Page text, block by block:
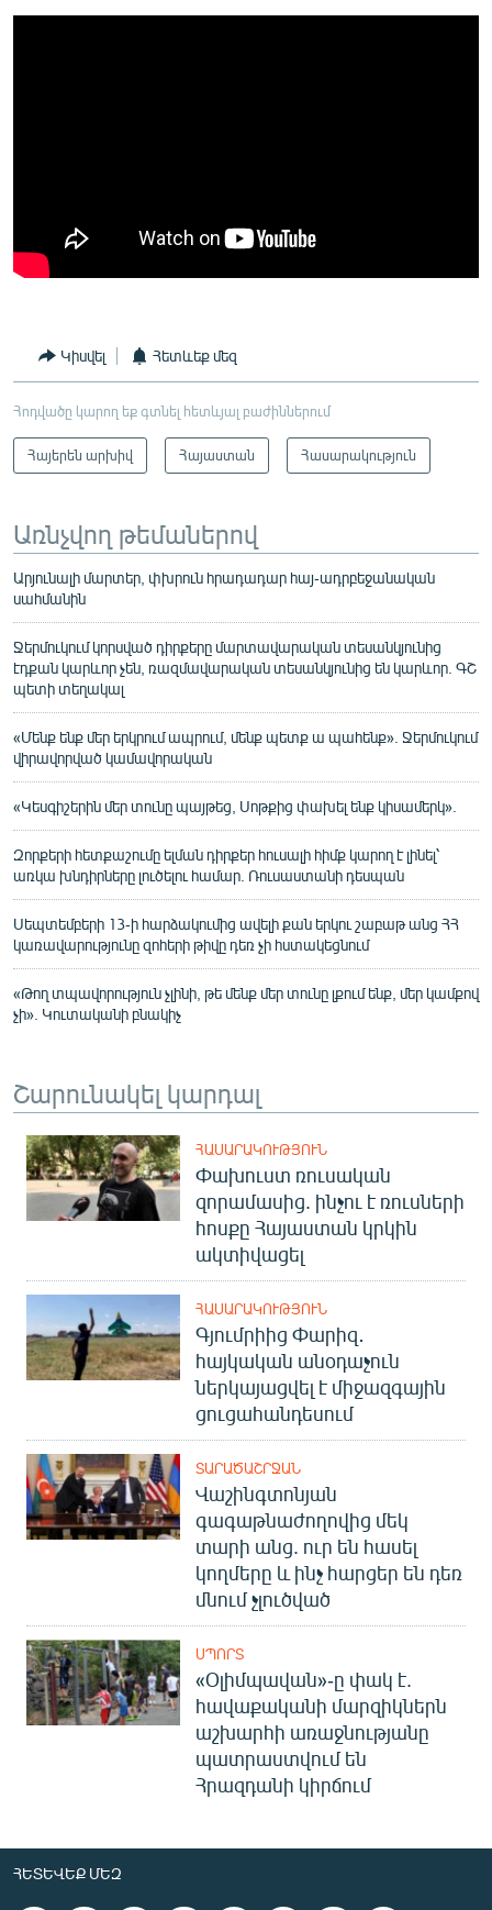
Կիսվել Հետևեք մեզ
Հոդվածը կարող եք գտնել հետևյալ բաժիններում
Հայերեն արխիվ Հայաստան Հասարակություն
Առնչվող թեմաներով
Արյունալի մարտեր, փխրուն հրադադար հայ-ադրբեջանական
սահմանին
Ջերմուկում կորսված դիրքերը մարտավարական տեսանկյունից
էդքան կարևոր չեն, ռազմավարական տեսանկյունից են կարևոր. ԳՇ
պետի տեղակալ
«Մենք ենք մեր երկրում ապրում, մենք պետք ա պահենք». Ջերմուկում
վիրավորված կամավորական
«Կեսգիշերին մեր տունը պայթեց, Սոթքից փախել ենք կիսամերկ».
Զորքերի հետքաշումը ելման դիրքեր հուսալի հիմք կարող է լինել՝
առկա խնդիրները լուծելու համար. Ռուսաստանի դեսպան
Սեպտեմբերի 13-ի հարձակումից ավելի քան երկու շաբաթ անց ՀՀ
կառավարությունը զոհերի թիվը դեռ չի հստակեցնում
«Թող տպավորություն չլինի, թե մենք մեր տունը լքում ենք, մեր կամքով
չի». Կուտականի բնակիչ
Շարունակել կարդալ
ՀԱՍԱՐԱԿՈՒԹՅՈՒՆ
Փախուստ ռուսական
զորամասից. ինչու է ռուսների
հոսքը Հայաստան կրկին
ակտիվացել
ՀԱՍԱՐԱԿՈՒԹՅՈՒՆ
Գյումրիից Փարիզ․
հայկական անօդաչուն
ներկայացվել է միջազգային
ցուցահանդեսում
ՏԱՐԱԾԱՇՐՋԱՆ
Վաշինգտոնյան
գագաթնաժողովից մեկ
տարի անց. ուր են հասել
կողմերը և ինչ հարցեր են դեռ
մնում չլուծված
ՍՊՈՐՏ
«Օլիմպավան»-ը փակ է.
հավաքականի մարզիկներն
աշխարհի առաջնությանը
պատրաստվում են
Հրազդանի կիրճում
ՀԵՏԵՎԵՔ ՄԵԶ